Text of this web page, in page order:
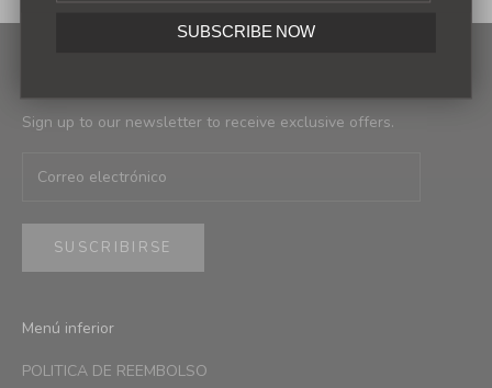
Sign up to our newsletter to receive exclusive offers.
SUSCRIBIRSE
Menú inferior
POLITICA DE REEMBOLSO
SUBSCRIBE NOW